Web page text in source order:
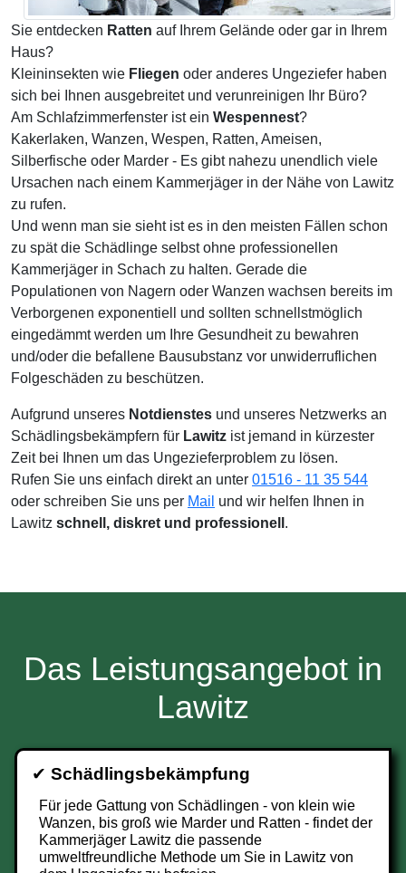
Sie entdecken Ratten auf Ihrem Gelände oder gar in Ihrem
Haus?
Kleininsekten wie Fliegen oder anderes Ungeziefer haben
sich bei Ihnen ausgebreitet und verunreinigen Ihr Büro?
Am Schlafzimmerfenster ist ein Wespennest?
Kakerlaken, Wanzen, Wespen, Ratten, Ameisen,
Silberfische oder Marder - Es gibt nahezu unendlich viele
Ursachen nach einem Kammerjäger in der Nähe von Lawitz
zu rufen.
Und wenn man sie sieht ist es in den meisten Fällen schon
zu spät die Schädlinge selbst ohne professionellen
Kammerjäger in Schach zu halten. Gerade die
Populationen von Nagern oder Wanzen wachsen bereits im
Verborgenen exponentiell und sollten schnellstmöglich
eingedämmt werden um Ihre Gesundheit zu bewahren
und/oder die befallene Bausubstanz vor unwiderruflichen
Folgeschäden zu beschützen.
Aufgrund unseres Notdienstes und unseres Netzwerks an
Schädlingsbekämpfern für Lawitz ist jemand in kürzester
Zeit bei Ihnen um das Ungezieferproblem zu lösen.
Rufen Sie uns einfach direkt an unter 01516 - 11 35 544
oder schreiben Sie uns per Mail und wir helfen Ihnen in
Lawitz schnell, diskret und professionell .
Das Leistungsangebot in
Lawitz
✔ Schädlingsbekämpfung
Für jede Gattung von Schädlingen - von klein wie
Wanzen, bis groß wie Marder und Ratten - findet der
Kammerjäger Lawitz die passende
umweltfreundliche Methode um Sie in Lawitz von